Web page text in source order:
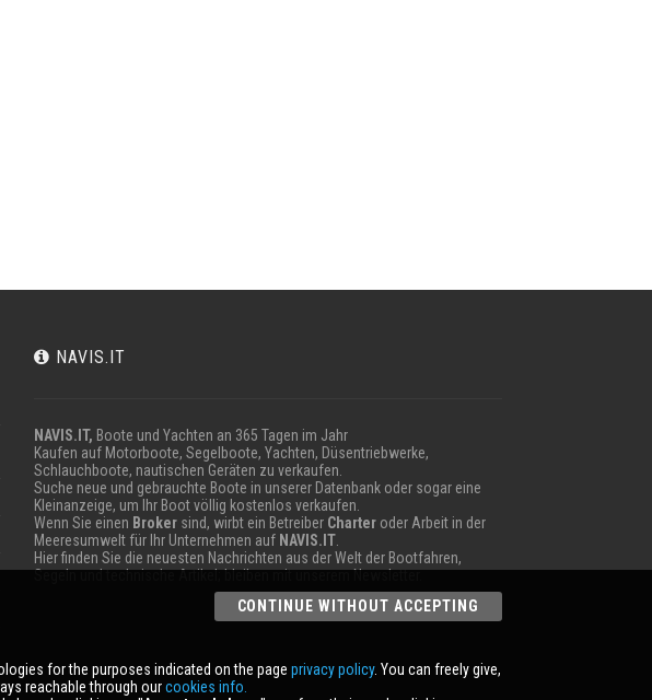
NAVIS.IT
NAVIS.IT, Boote und Yachten an 365 Tagen im Jahr
Kaufen auf Motorboote, Segelboote, Yachten, Düsentriebwerke,
Schlauchboote, nautischen Geräten zu verkaufen.
Suche neue und gebrauchte Boote in unserer Datenbank oder sogar eine
Kleinanzeige, um Ihr Boot völlig kostenlos verkaufen.
Wenn Sie einen Brokersind, wirbt ein Betreiber Charteroder Arbeit in der
Meeresumwelt für Ihr Unternehmen auf NAVIS.IT.
Hier finden Sie die neuesten Nachrichten aus der Welt der Bootfahren,
Segeln und technische Artikel; bleiben mit unserem Newsletter.
CONTINUE WITHOUT ACCEPTING
for the purposes indicated on the page privacy policy. You can freely give,
reachable through ourcookies info.